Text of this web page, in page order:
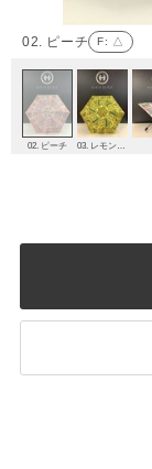
02. ピーチ F: △
02. ピーチ